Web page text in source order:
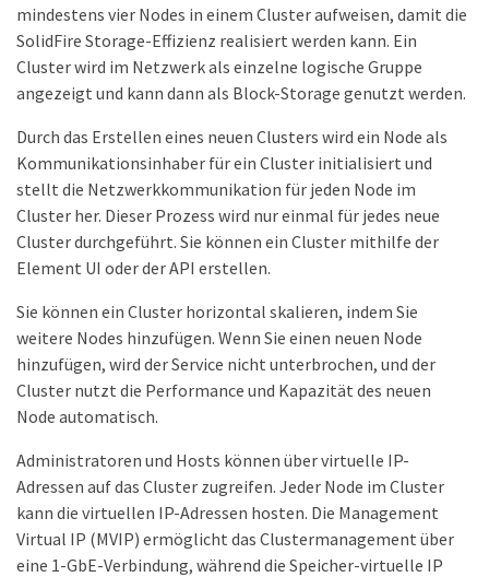
mindestens vier Nodes in einem Cluster aufweisen, damit die
SolidFire Storage-Effizienz realisiert werden kann. Ein
Cluster wird im Netzwerk als einzelne logische Gruppe
angezeigt und kann dann als Block-Storage genutzt werden.
Durch das Erstellen eines neuen Clusters wird ein Node als
Kommunikationsinhaber für ein Cluster initialisiert und
stellt die Netzwerkkommunikation für jeden Node im
Cluster her. Dieser Prozess wird nur einmal für jedes neue
Cluster durchgeführt. Sie können ein Cluster mithilfe der
Element UI oder der API erstellen.
Sie können ein Cluster horizontal skalieren, indem Sie
weitere Nodes hinzufügen. Wenn Sie einen neuen Node
hinzufügen, wird der Service nicht unterbrochen, und der
Cluster nutzt die Performance und Kapazität des neuen
Node automatisch.
Administratoren und Hosts können über virtuelle IP-
Adressen auf das Cluster zugreifen. Jeder Node im Cluster
kann die virtuellen IP-Adressen hosten. Die Management
Virtual IP (MVIP) ermöglicht das Clustermanagement über
eine 1-GbE-Verbindung, während die Speicher-virtuelle IP